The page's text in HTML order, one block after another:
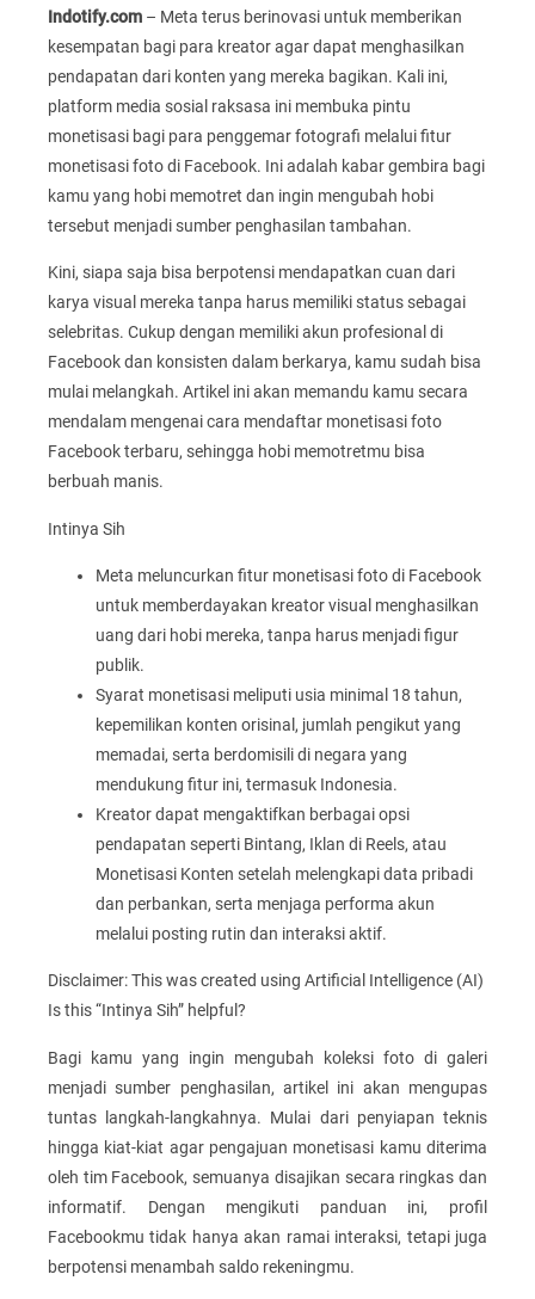
Indotify.com – Meta terus berinovasi untuk memberikan
kesempatan bagi para kreator agar dapat menghasilkan
pendapatan dari konten yang mereka bagikan. Kali ini,
platform media sosial raksasa ini membuka pintu
monetisasi bagi para penggemar fotografi melalui fitur
monetisasi foto di Facebook. Ini adalah kabar gembira bagi
kamu yang hobi memotret dan ingin mengubah hobi
tersebut menjadi sumber penghasilan tambahan.
Kini, siapa saja bisa berpotensi mendapatkan cuan dari
karya visual mereka tanpa harus memiliki status sebagai
selebritas. Cukup dengan memiliki akun profesional di
Facebook dan konsisten dalam berkarya, kamu sudah bisa
mulai melangkah. Artikel ini akan memandu kamu secara
mendalam mengenai cara mendaftar monetisasi foto
Facebook terbaru, sehingga hobi memotretmu bisa
berbuah manis.
Intinya Sih
Meta meluncurkan fitur monetisasi foto di Facebook
untuk memberdayakan kreator visual menghasilkan
uang dari hobi mereka, tanpa harus menjadi figur
publik.
Syarat monetisasi meliputi usia minimal 18 tahun,
kepemilikan konten orisinal, jumlah pengikut yang
memadai, serta berdomisili di negara yang
mendukung fitur ini, termasuk Indonesia.
Kreator dapat mengaktifkan berbagai opsi
pendapatan seperti Bintang, Iklan di Reels, atau
Monetisasi Konten setelah melengkapi data pribadi
dan perbankan, serta menjaga performa akun
melalui posting rutin dan interaksi aktif.
Disclaimer: This was created using Artificial Intelligence (AI)
Is this “Intinya Sih” helpful?
Bagi kamu yang ingin mengubah koleksi foto di galeri
menjadi sumber penghasilan, artikel ini akan mengupas
tuntas langkah-langkahnya. Mulai dari penyiapan teknis
hingga kiat-kiat agar pengajuan monetisasi kamu diterima
oleh tim Facebook, semuanya disajikan secara ringkas dan
informatif. Dengan mengikuti panduan ini, profil
Facebookmu tidak hanya akan ramai interaksi, tetapi juga
berpotensi menambah saldo rekeningmu.